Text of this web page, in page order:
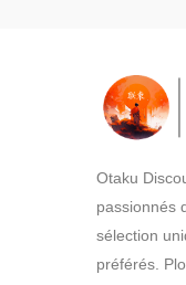
Otaku
passionnés
sélection
préférés.